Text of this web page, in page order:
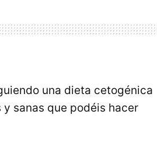
una dieta cetogénica
sanas que podéis hacer